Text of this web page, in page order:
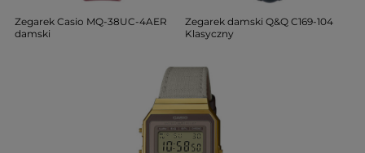
Zegarek Casio MQ-38UC-4AER
damski
Zegarek damski Q&Q C169-104
Klasyczny